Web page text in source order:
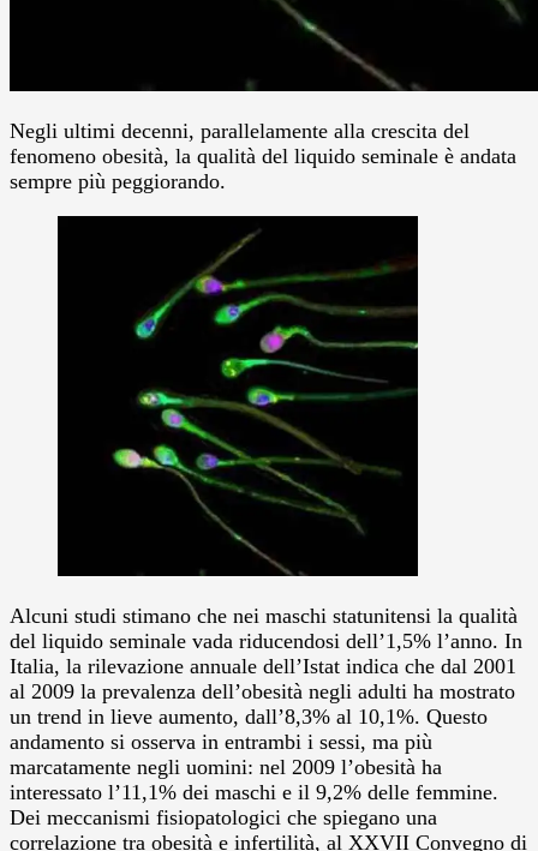
Negli ultimi decenni, parallelamente alla crescita del
fenomeno obesità, la qualità del liquido seminale è andata
sempre più peggiorando.
Alcuni studi stimano che nei maschi statunitensi la qualità
del liquido seminale vada riducendosi dell’1,5% l’anno. In
Italia, la rilevazione annuale dell’Istat indica che dal 2001
al 2009 la prevalenza dell’obesità negli adulti ha mostrato
un trend in lieve aumento, dall’8,3% al 10,1%. Questo
andamento si osserva in entrambi i sessi, ma più
marcatamente negli uomini: nel 2009 l’obesità ha
interessato l’11,1% dei maschi e il 9,2% delle femmine.
Dei meccanismi fisiopatologici che spiegano una
correlazione tra obesità e infertilità, al XXVII Convegno di